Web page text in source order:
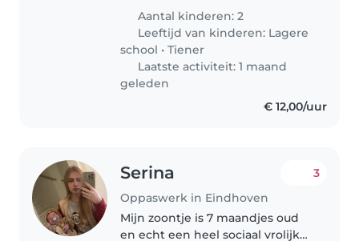
and we are looking for someone
who could spend a few hours a
week with them. Our main goal
Aantal kinderen: 2
Leeftijd van kinderen: Lagere
school •Tiener
Laatste activiteit: 1 maand
geleden
€ 12,00/uur
Serina
Oppaswerk in Eindhoven
3
Mijn zoontje is 7 maandjes oud
en echt een heel sociaal vrolijk